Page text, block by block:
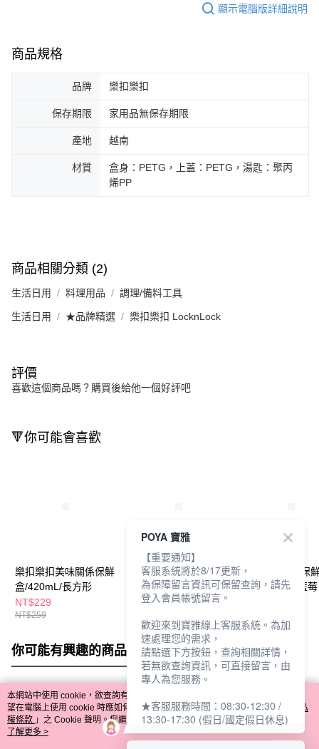
顯示電腦版詳細說明
商品規格
品牌 樂扣樂扣
保存期限 家用品無保存期限
產地 越南
材質
盒身：PETG，上蓋：PETG，湯匙：聚丙
烯PP
商品相關分類 (2)
生活日用 料理用品 調理/備料工具
生活日用 ★品牌精選 樂扣樂扣 LocknLock
評價
喜歡這個商品嗎？購買後給他一個好評吧
🔻你可能會喜歡
樂扣樂扣美味關係保鮮
盒/420mL/長方形
NT$229
NT$259
樂扣樂扣圓型微波保鮮
盒1800ML
NT$169
樂扣樂扣玻璃保
方形1040ml-藍莓
你可能有興趣的商品 全站排行
熱門標籤
本網站中使用 cookie，欲查詢有關本網站使用 cookie 方式之詳情，及若您不希
望在電腦上使用 cookie 時應如何變更電腦的 cookie 設定，請參閱本網站「
隱私
權條款 」之 Cookie 聲明。您繼續使用本網站即表示您同意本公司得按本網站使
用條款之 Cookie 聲明使用 cookie。
了解更多 >
POYA 寶雅
【重要通知】
客服系統將於8/17更新，
為保障留言資訊可保留查詢，請先
登入會員帳號留言。
歡迎來到寶雅線上客服系統。為加
速處理您的需求，
請點選下方按鈕，查詢相關詳情，
若無欲查詢資訊，可直接留言，由
專人為您服務。
★客服服務時間：08:30-12:30 /
13:30-17:30 (假日/國定假日休息)